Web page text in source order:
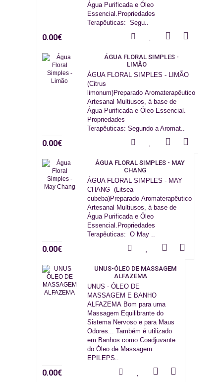
Água Purificada e Óleo
Essencial.Propriedades
Terapêuticas: Segu..
0.00€
ÁGUA FLORAL SIMPLES -
LIMÃO
ÁGUA FLORAL SIMPLES - LIMÃO
(Citrus
limonum)Preparado Aromaterapêutico
Artesanal Multiusos, à base de
Água Purificada e Óleo Essencial.
Propriedades
Terapêuticas: Segundo a Aromat..
0.00€
ÁGUA FLORAL SIMPLES - MAY
CHANG
ÁGUA FLORAL SIMPLES - MAY
CHANG (Litsea
cubeba)Preparado Aromaterapêutico
Artesanal Multiusos, à base de
Água Purificada e Óleo
Essencial.Propriedades
Terapêuticas: O May ..
0.00€
UNUS-ÓLEO DE MASSAGEM
ALFAZEMA
UNUS - ÓLEO DE
MASSAGEM E BANHO
ALFAZEMA Bom para uma
Massagem Equilibrante do
Sistema Nervoso e para Maus
Odores... Também é utilizado
em Banhos como Coadjuvante
do Óleo de Massagem
EPILEPS..
0.00€